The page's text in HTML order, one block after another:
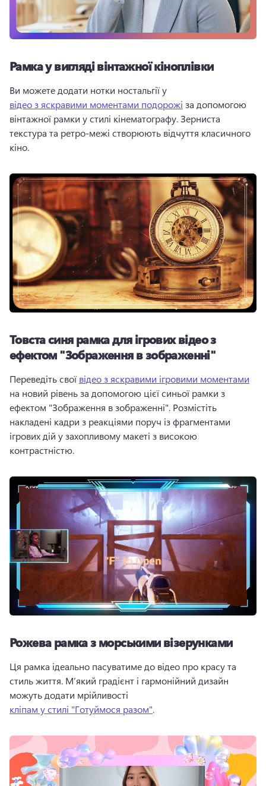
Рамка у вигляді вінтажної кіноплівки
Ви можете додати нотки ностальгії у
відео з яскравими моментами подорожі за допомогою
вінтажної рамки у стилі кінематографу. Зерниста
текстура та ретро-межі створюють відчуття класичного
кіно.
Товста синя рамка для ігрових відео з
ефектом "Зображення в зображенні"
Переведіть свої відео з яскравими ігровими моментами
на новий рівень за допомогою цієї синьої рамки з
ефектом "Зображення в зображенні". Розмістіть
накладені кадри з реакціями поруч із фрагментами
ігрових дій у захопливому макеті з високою
контрастністю.
Рожева рамка з морськими візерунками
Ця рамка ідеально пасуватиме до відео про красу та
стиль життя. М’який градієнт і гармонійний дизайн
можуть додати мрійливості
кліпам у стилі "Готуймося разом".